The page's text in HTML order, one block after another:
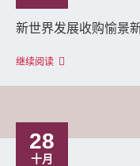
新世界发展收购愉景
继续阅读
28
十月